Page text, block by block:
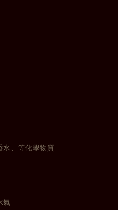
、等化學物質
氣